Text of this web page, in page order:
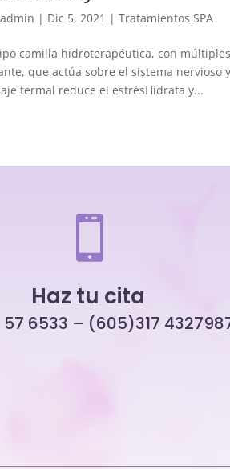
admin | Dic 5, 2021 |Tratamientos SPA
camilla hidroterapéutica, con
que actúa sobre el sistema
termal reduce el estrésHidrata y...

Haz tu cita
6533 – (605)317